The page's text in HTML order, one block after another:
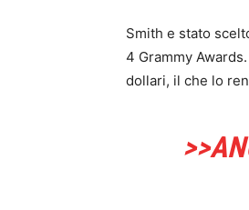
Smith e stato
4 Grammy
dollari, il che lo